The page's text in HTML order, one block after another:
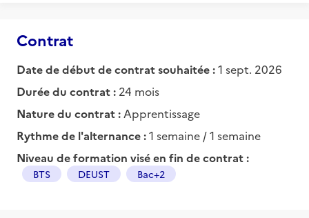
Contrat
Date de début de contrat souhaitée :1 sept. 2026
Durée du contrat : 24 mois
Nature du contrat : Apprentissage
Rythme de l'alternance :1 semaine / 1 semaine
Niveau de formation visé en fin de contrat :
BTS DEUST Bac+2